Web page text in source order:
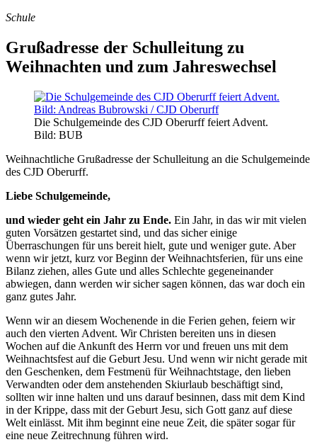
Schule
Grußadresse der Schulleitung zu
Weihnachten und zum Jahreswechsel
Die Schulgemeinde des CJD Oberurff feiert Advent.
Bild: BUB
Weihnachtliche Grußadresse der Schulleitung an die Schulgemeinde
des CJD Oberurff.
Liebe Schulgemeinde,
und wieder geht ein Jahr zu Ende. Ein Jahr, in das wir mit vielen
guten Vorsätzen gestartet sind, und das sicher einige
Überraschungen für uns bereit hielt, gute und weniger gute. Aber
wenn wir jetzt, kurz vor Beginn der Weihnachtsferien, für uns eine
Bilanz ziehen, alles Gute und alles Schlechte gegeneinander
abwiegen, dann werden wir sicher sagen können, das war doch ein
ganz gutes Jahr.
Wenn wir an diesem Wochenende in die Ferien gehen, feiern wir
auch den vierten Advent. Wir Christen bereiten uns in diesen
Wochen auf die Ankunft des Herrn vor und freuen uns mit dem
Weihnachtsfest auf die Geburt Jesu. Und wenn wir nicht gerade mit
den Geschenken, dem Festmenü für Weihnachts­tage, den lieben
Verwandten oder dem anstehenden Skiurlaub beschäftigt sind,
sollten wir inne halten und uns darauf besinnen, dass mit dem Kind
in der Krippe, dass mit der Geburt Jesu, sich Gott ganz auf diese
Welt einlässt. Mit ihm beginnt eine neue Zeit, die später sogar für
eine neue Zeitrechnung führen wird.